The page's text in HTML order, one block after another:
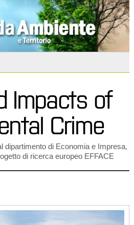
Impacts of
Crime
dipartimento di Economia e Impresa,
di ricerca europeo EFFACE